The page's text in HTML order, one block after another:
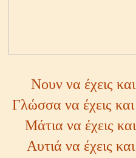
Νουν να έχεις
Γλώσσα να έχεις
Μάτια να έχεις
Αυτιά να έχεις